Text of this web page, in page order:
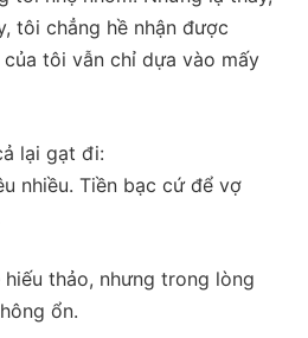
tôi chẳng hề nhận được
tôi vẫn chỉ dựa vào mấy
lại gạt đi:
nhiều. Tiền bạc cứ để vợ
thảo, nhưng trong lòng
ổn.